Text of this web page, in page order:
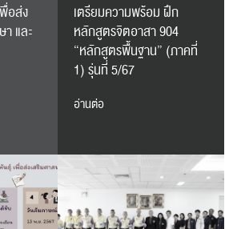
อส่ง
และ
เตรียมความพร้อม ฝึก
หลักสูตรจิตอาสา 904
“หลักสูตรพื้นฐาน” (ภาคที่
1) รุ่นที่ 5/67
อ่านต่อ